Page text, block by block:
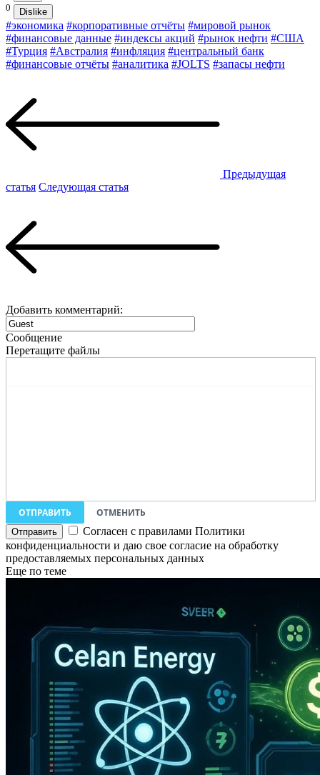
0
Dislike
#экономика #корпоративные отчёты #мировой рынок
#финансовые данные #индексы акций #рынок нефти #США
#Турция #Австралия #инфляция #центральный банк
#финансовые отчёты #аналитика #JOLTS #запасы нефти
Предыдущая
статья Следующая статья
Добавить комментарий:
Сообщение
Перетащите файлы
ОТПРАВИТЬ
ОТМЕНИТЬ
Согласен с правилами Политики
конфиденциальности и даю свое согласие на обработку
предоставляемых персональных данных
Еще по теме